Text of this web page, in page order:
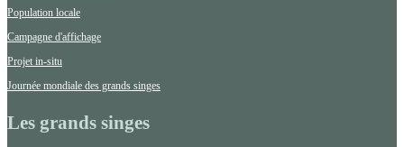
Population locale
Campagne d'affichage
Projet in-situ
Journée mondiale des grands singes
Les grands singes